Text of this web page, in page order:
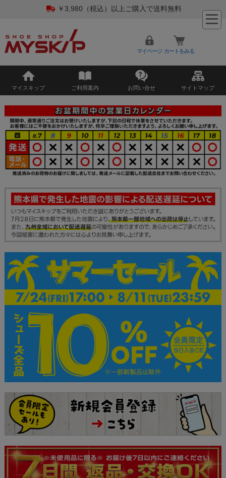
￥3,980（税込）以上ご購入で送料無料
マイページ カートをみる
マイスキップ ご利用案内 お問い合せ サイトマップ